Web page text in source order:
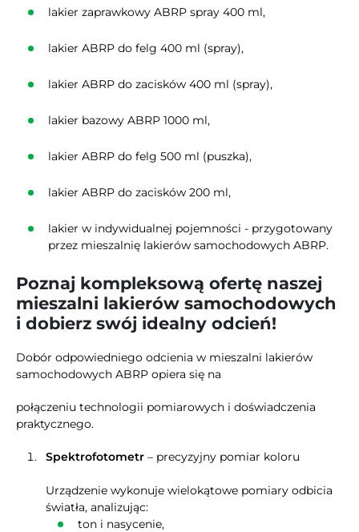
lakier zaprawkowy ABRP spray 400 ml,
lakier ABRP do felg 400 ml (spray),
lakier ABRP do zacisków 400 ml (spray),
lakier bazowy ABRP 1000 ml,
lakier ABRP do felg 500 ml (puszka),
lakier ABRP do zacisków 200 ml,
lakier w indywidualnej pojemności - przygotowany
przez mieszalnię lakierów samochodowych ABRP.
Poznaj kompleksową ofertę naszej
mieszalni lakierów samochodowych
i dobierz swój idealny odcień!
Dobór odpowiedniego odcienia w mieszalni lakierów
samochodowych ABRP opiera się na
połączeniu technologii pomiarowych i doświadczenia
praktycznego.
Spektrofotometr – precyzyjny pomiar koloru
Urządzenie wykonuje wielokątowe pomiary odbicia
światła, analizując:
ton i nasycenie,